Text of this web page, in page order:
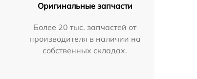
Оригинальные запчасти
Более 20 тыс. запчастей от
производителя в наличии на
собственных складах.